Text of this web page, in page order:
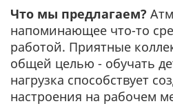
Что мы предлагаем?
напоминающее что-то
работой. Приятные
общей целью - обучать
нагрузка способствует
настроения на рабочем